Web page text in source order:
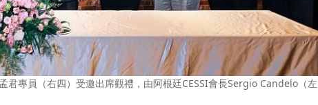
君專員（右四）受邀出席觀禮，由阿根廷CESSI會長Sergio Candelo（左